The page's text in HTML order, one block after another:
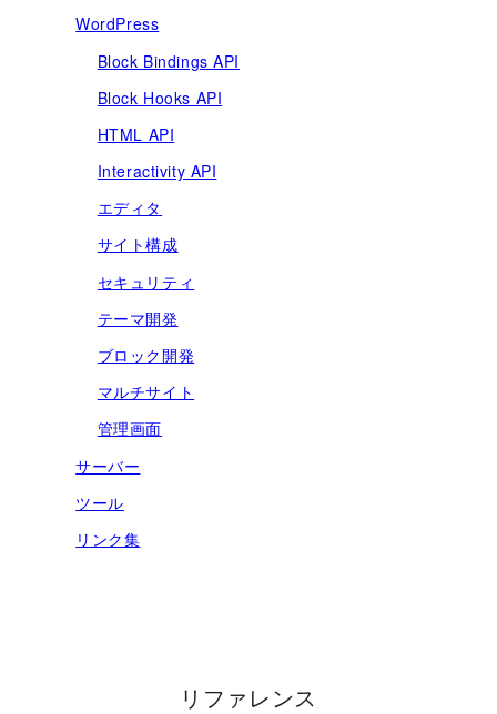
WordPress
Block Bindings API
Block Hooks API
HTML API
Interactivity API
エディタ
サイト構成
セキュリティ
テーマ開発
ブロック開発
マルチサイト
管理画面
サーバー
ツール
リンク集
リファレンス